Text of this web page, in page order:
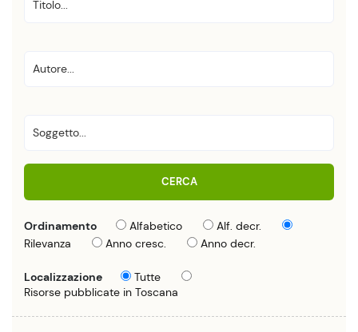
CERCA
Ordinamento Alfabetico
Alf. decr.
Rilevanza
Anno cresc. Anno decr.
Localizzazione
Tutte
Risorse pubblicate in Toscana